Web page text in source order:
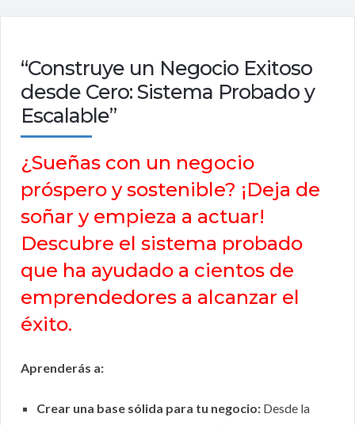
“Construye un Negocio Exitoso
desde Cero: Sistema Probado y
Escalable”
¿Sueñas con un negocio
próspero y sostenible? ¡Deja de
soñar y empieza a actuar!
Descubre el sistema probado
que ha ayudado a cientos de
emprendedores a alcanzar el
éxito.
Aprenderás a:
Crear una base sólida para tu negocio: Desde la